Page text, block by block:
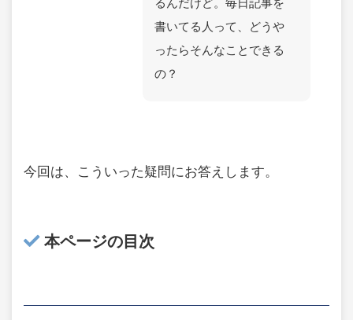
書いてる人って、どうや
ったらそんなことできる
の？
今回は、こういった疑問にお答えします。
本ページの目次